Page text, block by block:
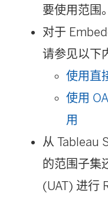
口
中
打
开
)
要使用范围。
对于
请参见以下
使用直
使用
用
从 Tableau
的范围子集
(UAT) 进行